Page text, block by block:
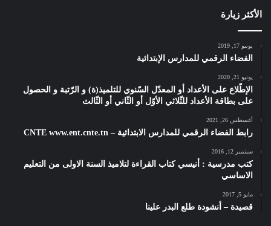
الأكثر زيارة
يونيو 17, 2019
الفضاء الرقمي للمدارس الإبتدائية
يونيو 21, 2020
الإطّلاع على الأعداد أو المعدّل السّنوي للتلميذ(ة) و الرّتبة و الحصول
على بطاقة الأعداد للثّلاثي الأوّل أو الثّاني أو الثّالث
أغسطس 26, 2021
رابط الفضاء الرقمي للمدارس الابتدائية – CNTE www.ent.cnte.tn
سبتمبر 12, 2016
كتب مدرسية : أنيسي كتاب القراءة لتلاميذ السنة الاولى من التعليم
الاساسي
مايو 5, 2017
قصيدة – أنشودة طلع البدر علينا